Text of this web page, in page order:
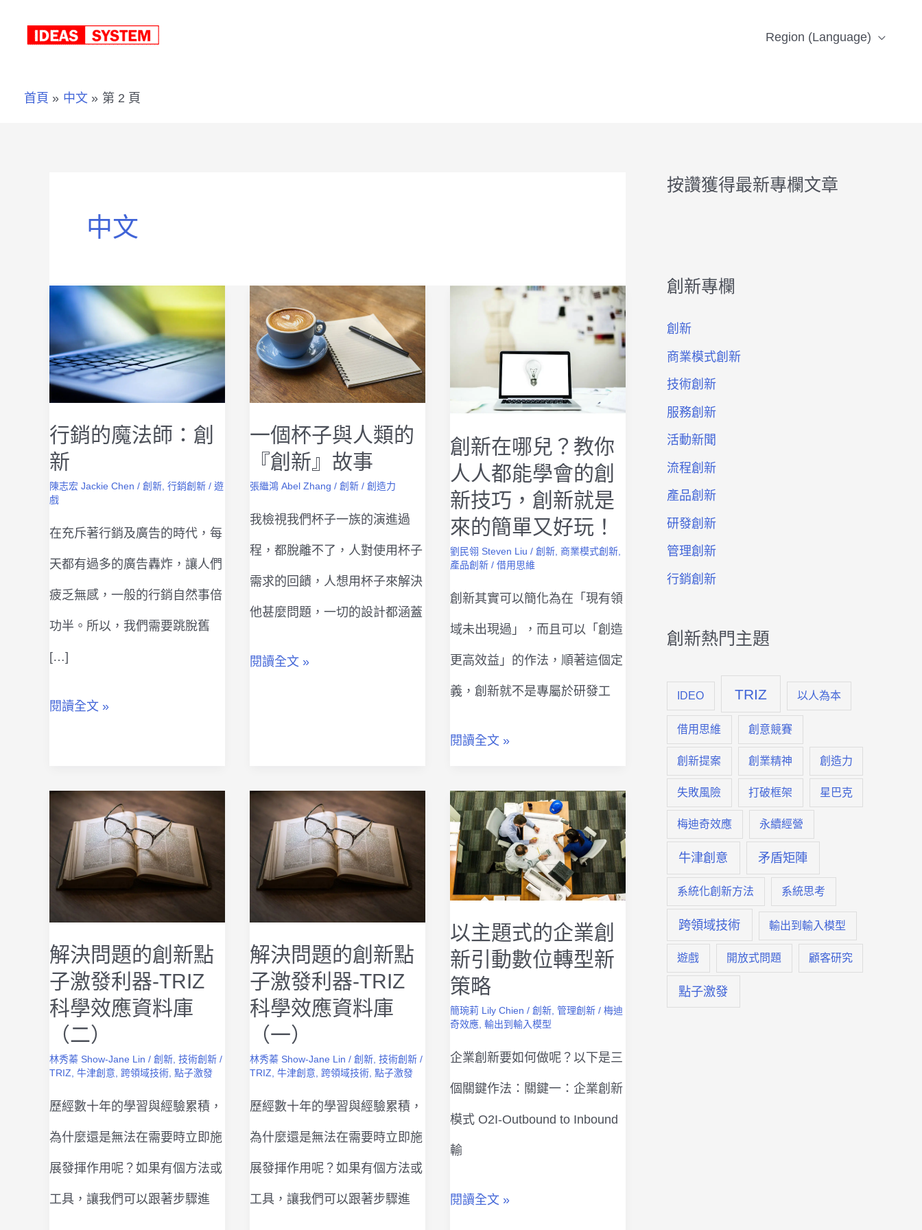
Region (Language)
首頁 中文 第 2 頁
中文
行銷的魔法師：創
新
陳志宏 Jackie Chen / 創新 行銷創新 / 遊
戲
在充斥著行銷及廣告的時代，每
天都有過多的廣告轟炸，讓人們
疲乏無感，一般的行銷自然事倍
功半。所以，我們需要跳脫舊
[…]
行
魔
師：
創
新
閱讀全文 »
一個杯子與人類的
『創新』故事
張繼鴻 Abel Zhang / 創新/ 創造力
我檢視我們杯子一族的演進過
程，都脫離不了，人對使用杯子
需求的回饋，人想用杯子來解決
他甚麼問題，一切的設計都涵蓋
一
的
故
事
閱讀全文 »
創新在哪兒？教你
人人都能學會的創
新技巧，創新就是
來的簡單又好玩！
劉民翎 Steven Liu / 創新, 商業模式創新,
產品創新/ 借用思維
創新其實可以簡化為在「現有領
域未出現過」，而且可以「創造
更高效益」的作法，順著這個定
義，創新就不是專屬於研發工
創
在
哪
兒？
教
你
人
人
都
能
學
會
的
新
閱讀全文 »
解決問題的創新點
子激發利器-TRIZ
科學效應資料庫
（二）
林秀蓁 Show-Jane Lin / 創新 技術創新 /
TRIZ 牛津創意 跨領域技術 點子激發
歷經數十年的學習與經驗累積，
為什麼還是無法在需要時立即施
展發揮作用呢？如果有個方法或
工具，讓我們可以跟著步驟進
解決問題的創新點
子激發利器-TRIZ
科學效應資料庫
（一）
林秀蓁 Show-Jane Lin / 創新, 技術創新/
TRIZ 牛津創意 跨領域技術, 點子激發
歷經數十年的學習與經驗累積，
為什麼還是無法在需要時立即施
展發揮作用呢？如果有個方法或
工具，讓我們可以跟著步驟進
以主題式的企業創
新引動數位轉型新
策略
簡琬莉 Lily Chien / 創新, 管理創新/ 梅迪
奇效應, 輸出到輸入模型
企業創新要如何做呢？以下是三
個關鍵作法：關鍵一：企業創新
模式 O2I-Outbound to Inbound
輸
以
閱讀全文 »
按讚獲得最新專欄文章
創新專欄
創新
商業模式創新
技術創新
服務創新
活動新聞
流程創新
產品創新
研發創新
管理創新
行銷創新
創新熱門主題
IDEO TRIZ 以人為本
借用思維 創意競賽
創新提案 創業精神 創造力
失敗風險 打破框架 星巴克
梅迪奇效應 永續經營
牛津創意 矛盾矩陣
系統化創新方法 系統思考
跨領域技術 輸出到輸入模型
遊戲 開放式問題 顧客研究
點子激發